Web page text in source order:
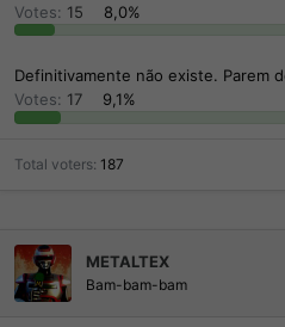
Votes: 15 8,0%
Definitivamente não existe. Parem
Votes: 17 9,1%
Total voters 187
METALTEX
Bam-bam-bam